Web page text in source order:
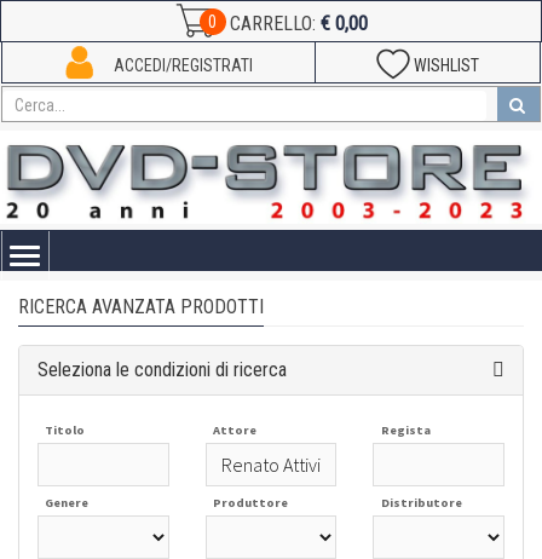
0 CARRELLO: € 0,00
WISHLIST
ACCEDI/REGISTRATI
Toggle
RICERCA AVANZATA PRODOTTI
Seleziona le condizioni di ricerca
Titolo Attore Regista
Genere Produttore Distributore